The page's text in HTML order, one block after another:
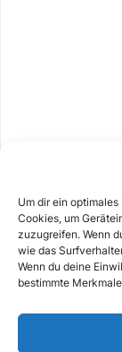
Um dir ein
Cookies, um
zuzugreifen. Wenn
wie das
Wenn du deine
bestimmte